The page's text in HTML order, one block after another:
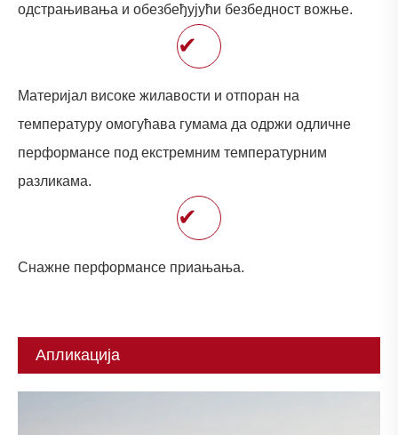
одстрањивања и обезбеђујући безбедност вожње.
✔
Материјал високе жилавости и отпоран на
температуру омогућава гумама да одржи одличне
перформансе под екстремним температурним
разликама.
✔
Снажне перформансе приањања.
Апликација